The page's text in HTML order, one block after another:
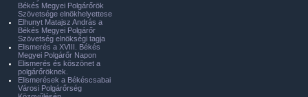
Békés Megyei Polgárőrök
Szövetsége elnökhelyettese
Elhunyt Matajsz András a
Békés Megyei Polgárőr
Szövetség elnökségi tagja
Elismerés a XVIII. Békés
Megyei Polgárőr Napon
Elismerés és köszönet a
polgárőröknek.
Elismerések a Békéscsabai
Városi Polgárőrség